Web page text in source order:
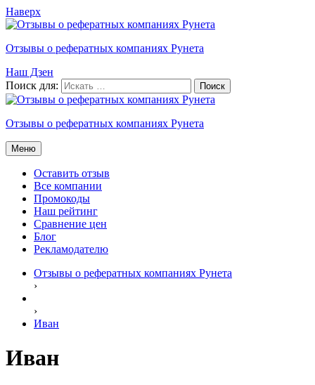
Наверх
Отзывы о рефератных компаниях Рунета
Наш Дзен
Поиск для:
Отзывы о рефератных компаниях Рунета
Меню
Оставить отзыв
Все компании
Промокоды
Наш рейтинг
Сравнение цен
Блог
Рекламодателю
Отзывы о рефератных компаниях Рунета
›
›
Иван
Иван